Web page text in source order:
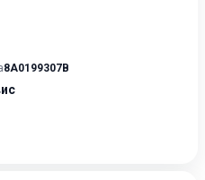
8A0199307B